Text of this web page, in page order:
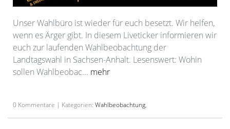
Unser Wahlbüro ist wieder für euch besetzt. Wir helfen,
wenn es Ärger gibt. In diesem Liveticker informieren wir
euch zur laufenden Wahlbeobachtung der
Landtagswahl in Sachsen-Anhalt. Lesenswert: Wohin
sollen Wahlbeobac... mehr
0 Kommentare | Kategorien: Wahlbeobachtung,